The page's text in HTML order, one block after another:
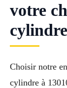
votre
Choisir notre
cylindre à